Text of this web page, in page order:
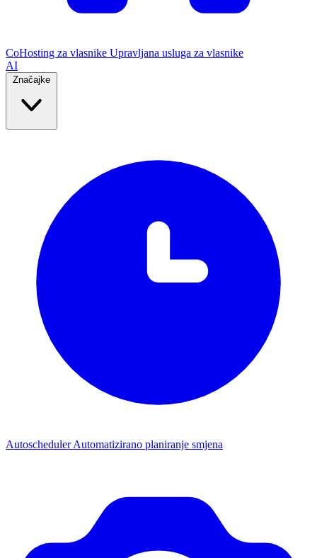
CoHosting za vlasnike Upravljana usluga za vlasnike
AI
AutoschedulerAutomatizirano planiranje smjena